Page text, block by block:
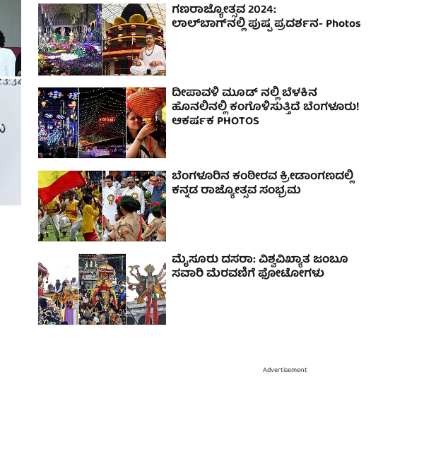
ಗಣರಾಜ್ಯೋತ್ಸವ 2024:
ಲಾಲ್‌ಬಾಗ್‌ನಲ್ಲಿ ಪುಷ್ಪ ಪ್ರದರ್ಶನ- Photos
ದೀಪಾವಳಿ ಮೂಡ್ ನಲ್ಲಿ ಬೆಳಕಿನ
ಹೊನಲಿನಲ್ಲಿ ಕಂಗೊಳಿಸುತ್ತಿದೆ ಬೆಂಗಳೂರು!
ಆಕರ್ಷಕ PHOTOS
ಬೆಂಗಳೂರಿನ ಕಂಠೀರವ ಕ್ರೀಡಾಂಗಣದಲ್ಲಿ
ಕನ್ನಡ ರಾಜ್ಯೋತ್ಸವ ಸಂಭ್ರಮ
ಮೈಸೂರು ದಸರಾ: ವಿಶ್ವವಿಖ್ಯಾತ ಜಂಬೂ
ಸವಾರಿ ಮೆರವಣಿಗೆ ಫೋಟೋಗಳು
Advertisement